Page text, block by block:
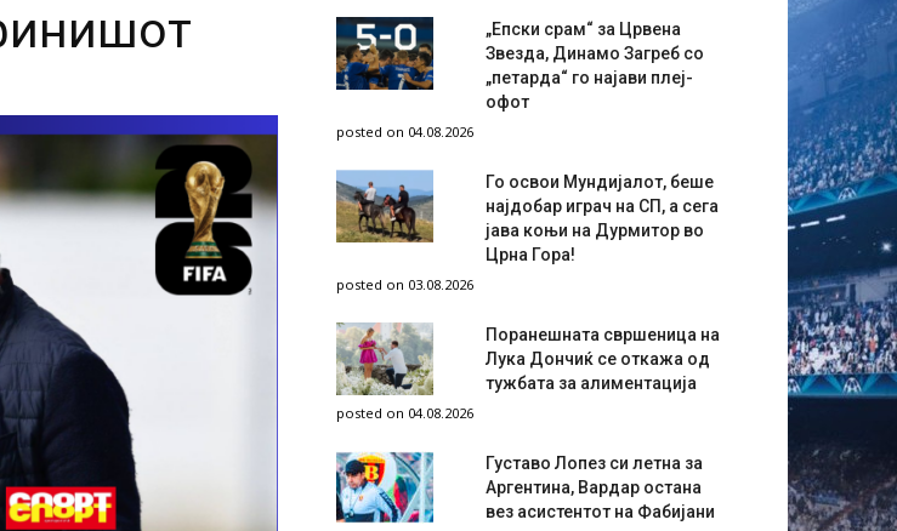
„Епски срам“ за Црвена
Звезда, Динамо Загреб со
„петарда“ го најави плеј-
офот
posted on 04.08.2026
Го освои Мундијалот, беше
најдобар играч на СП, а сега
јава коњи на Дурмитор во
Црна Гора!
posted on 03.08.2026
Поранешната свршеница на
Лука Дончиќ се откажа од
тужбата за алиментација
posted on 04.08.2026
Густаво Лопез си летна за
Аргентина, Вардар остана
вез асистентот на Фабијани